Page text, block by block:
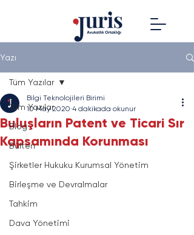
Yazı
Tüm Yazılar
Blog
Bülten
Şirketler Hukuku Kurumsal Yönetim
Birleşme ve Devralmalar
Tahkim
Dava Yönetimi
Tüm Yazılar
Buluşların Patent ve Ticari Sır
Kapsamında Korunması
Bilgi Teknolojileri Birimi
10 May 2020 4 dakikada okunur